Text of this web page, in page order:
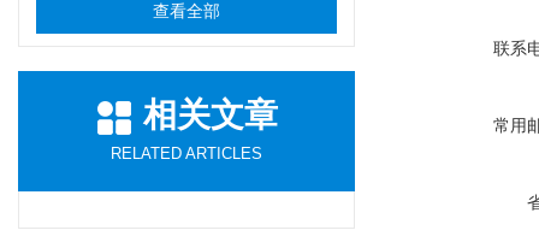
查看全部
相关文章
RELATED ARTICLES
联系
常用